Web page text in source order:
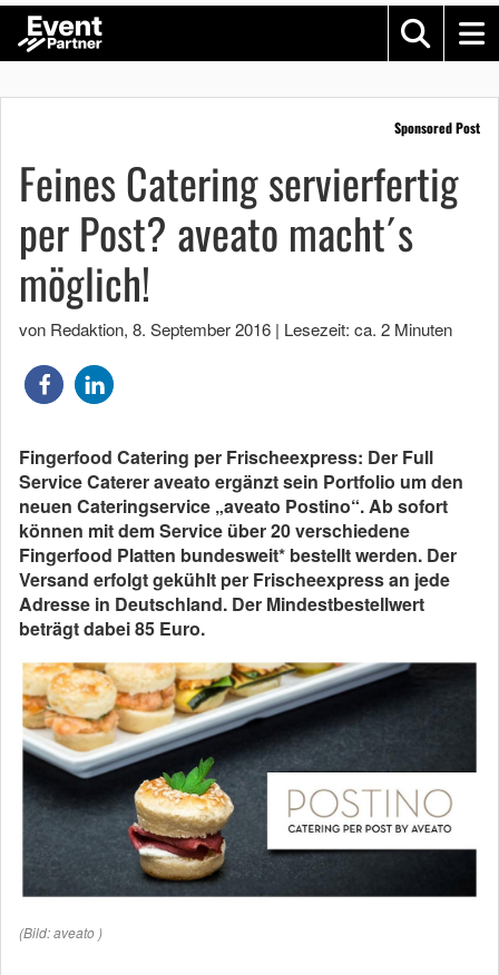
Sponsored Post
Feines Catering servierfertig
per Post? aveato macht´s
möglich!
von Redaktion, 8. September 2016 | Lesezeit: ca. 2 Minuten
Fingerfood Catering per Frischeexpress: Der Full
Service Caterer aveato ergänzt sein Portfolio um den
neuen Cateringservice „aveato Postino“. Ab sofort
können mit dem Service über 20 verschiedene
Fingerfood Platten bundesweit* bestellt werden. Der
Versand erfolgt gekühlt per Frischeexpress an jede
Adresse in Deutschland. Der Mindestbestellwert
beträgt dabei 85 Euro.
(Bild: aveato )